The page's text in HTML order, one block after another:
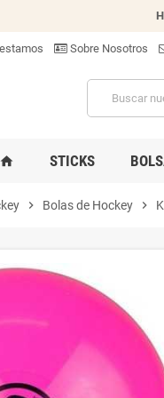
Sobre Nosotros
home STICKS
chevron_right Bolas de Hockey chevron_right